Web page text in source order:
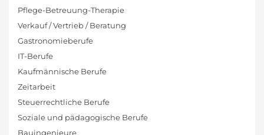
Pflege-Betreuung-Therapie
Verkauf / Vertrieb / Beratung
Gastronomieberufe
IT-Berufe
Kaufmännische Berufe
Zeitarbeit
Steuerrechtliche Berufe
Soziale und pädagogische Berufe
Bauingenieure